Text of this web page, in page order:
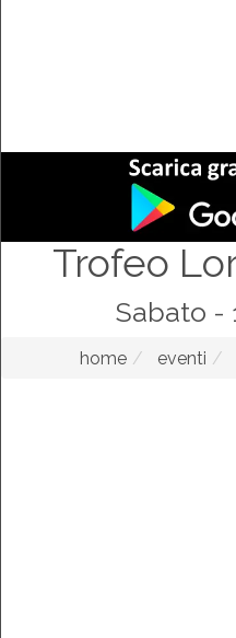
Trofeo
Sabato -
home eventi